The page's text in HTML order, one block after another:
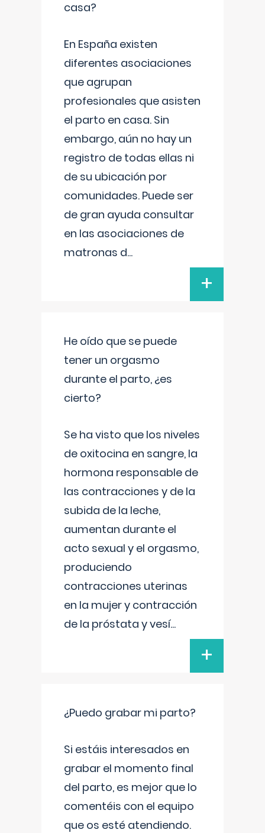
casa?
En España existen
diferentes asociaciones
que agrupan
profesionales que asisten
el parto en casa. Sin
embargo, aún no hay un
registro de todas ellas ni
de su ubicación por
comunidades. Puede ser
de gran ayuda consultar
en las asociaciones de
matronas d...
+
He oído que se puede
tener un orgasmo
durante el parto, ¿es
cierto?
Se ha visto que los niveles
de oxitocina en sangre, la
hormona responsable de
las contracciones y de la
subida de la leche,
aumentan durante el
acto sexual y el orgasmo,
produciendo
contracciones uterinas
en la mujer y contracción
de la próstata y vesí...
+
¿Puedo grabar mi parto?
Si estáis interesados en
grabar el momento final
del parto, es mejor que lo
comentéis con el equipo
que os esté atendiendo.